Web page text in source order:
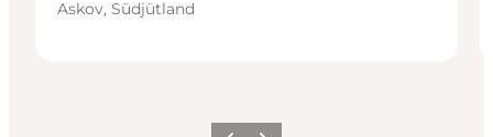
Askov, Südjütland